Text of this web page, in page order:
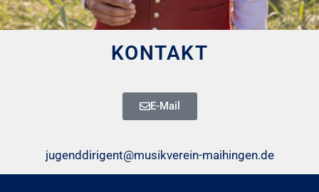
KONTAKT
E-Mail
jugenddirigent@musikverein-maihingen.de